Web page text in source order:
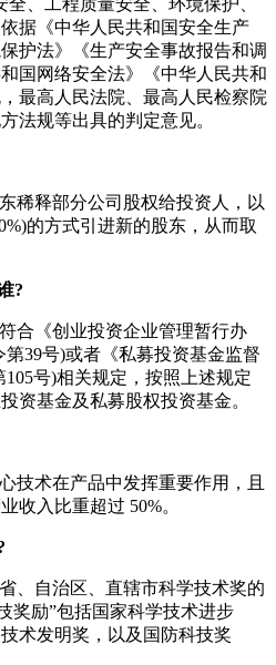
、工程质量安全、环境保护、
据《中华人民共和国安全生产
护法》《生产安全事故报告和调
国网络安全法》《中华人民共和
最高人民法院、最高人民检察院
法规等出具的判定意见。
稀释部分公司股权给投资人，以
的方式引进新的股东，从而取
?
合《创业投资企业管理暂行办
39号)或者《私募投资基金监督
号)相关规定，按照上述规定
资基金及私募股权投资基金。
技术在产品中发挥重要作用，且
收入比重超过 50%。
、自治区、直辖市科学技术奖的
奖励”包括国家科学技术进步
术发明奖，以及国防科技奖